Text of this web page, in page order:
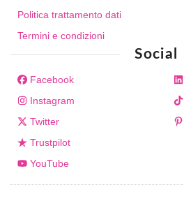
Politica trattamento dati
Termini e condizioni
Social
Facebook
Instagram
Twitter
Trustpilot
YouTube